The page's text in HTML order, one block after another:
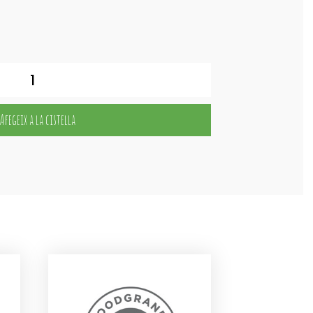
Afegeix a la cistella